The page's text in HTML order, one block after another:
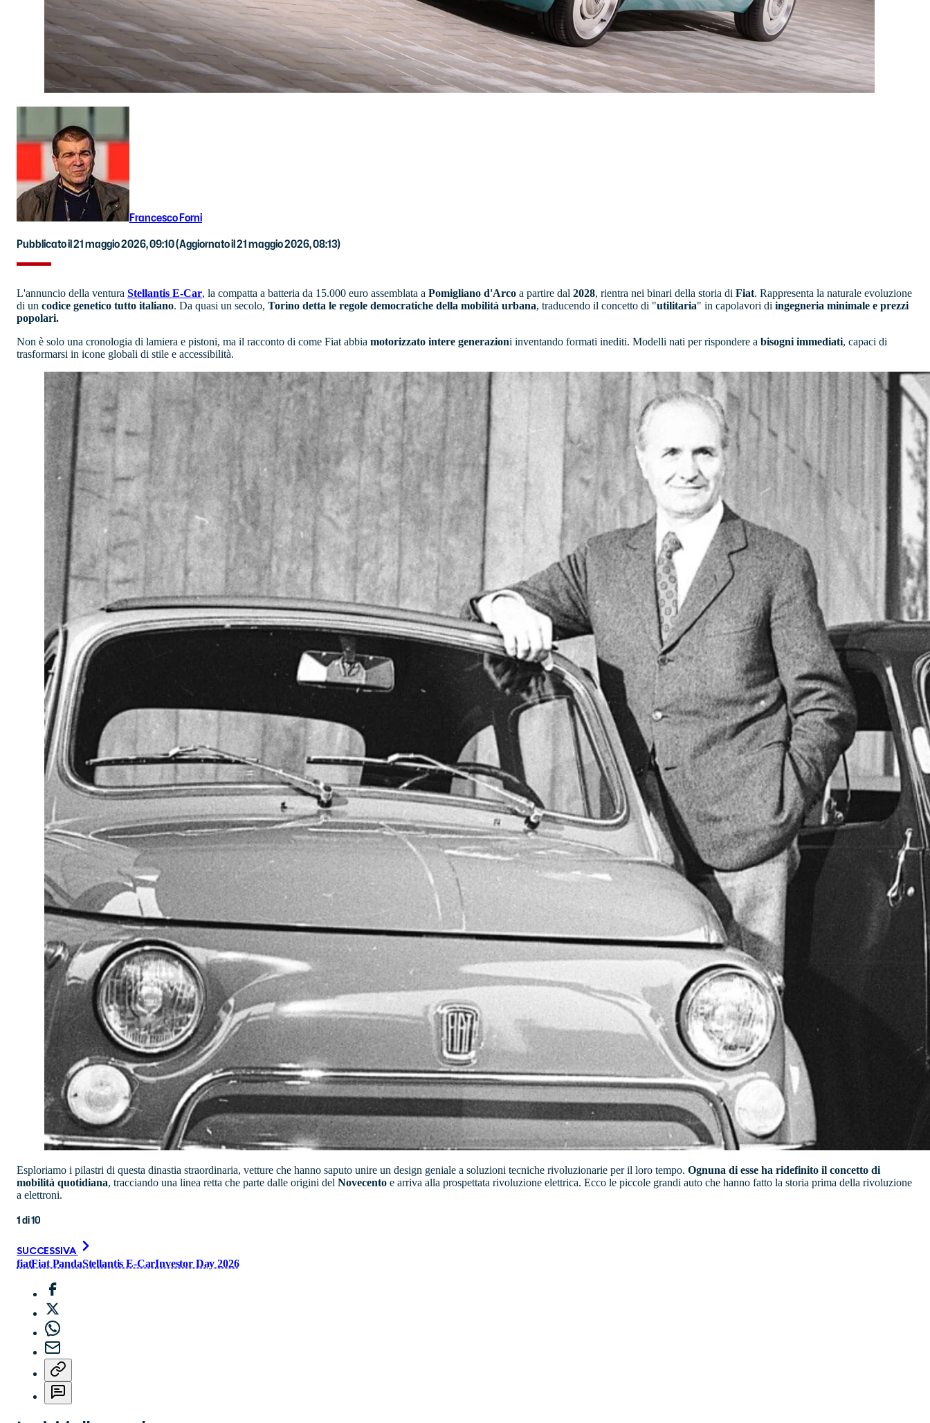
Francesco Forni
Pubblicato il 21 maggio 2026, 09:10(Aggiornato il 21 maggio 2026, 08:13)
L'annuncio della ventura Stellantis E-Car, la compatta a batteria da 15.000 euro assemblata a Pomigliano d'Arco a partire dal 2028, rientra nei binari della storia di Fiat. Rappresenta la naturale evoluzione
di un codice genetico tutto italiano. Da quasi un secolo, Torino detta le regole democratiche della mobilità urbana, traducendo il concetto di "utilitaria" in capolavori di ingegneria minimale e prezzi
popolari.
Non è solo una cronologia di lamiera e pistoni, ma il racconto di come Fiat abbia motorizzato intere generazioni inventando formati inediti. Modelli nati per rispondere a bisogni immediati, capaci di
trasformarsi in icone globali di stile e accessibilità.
Esploriamo i pilastri di questa dinastia straordinaria, vetture che hanno saputo unire un design geniale a soluzioni tecniche rivoluzionarie per il loro tempo. Ognuna di esse ha ridefinito il concetto di
mobilità quotidiana, tracciando una linea retta che parte dalle origini del Novecento e arriva alla prospettata rivoluzione elettrica. Ecco le piccole grandi auto che hanno fatto la storia prima della rivoluzione
a elettroni.
1di10
SUCCESSIVA
fiatFiat PandaStellantis E-CarInvestor Day 2026